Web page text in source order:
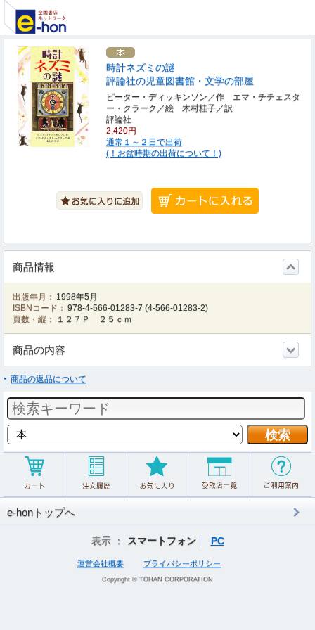
時計ネズミの謎
評論社の児童図書館・文学の部屋
ピーター・ディッキンソン／作 エマ・チチェスタ
ー・クラーク／絵 木村桂子／訳
評論社
2,420円
通常１～２日で出荷
(！お盆時期の出荷について！)
商品情報
出版年月： 1998年5月
ISBNコード： 978-4-566-01283-7 (4-566-01283-2)
頁数・縦：
１２７Ｐ ２５ｃｍ
商品の内容
商品の返品について
e-honトップへ
表示 ： スマートフォン PC
運営会社概要 プライバシーポリシー
Copyright © TOHAN CORPORATION